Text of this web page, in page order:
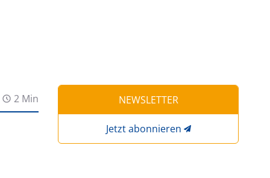
2 Min NEWSLETTER
Jetzt abonnieren